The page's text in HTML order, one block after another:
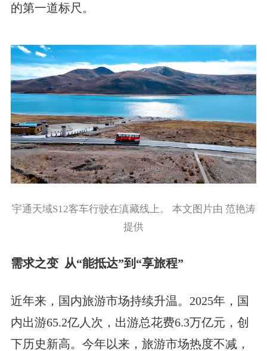
的第一道标尺。
宇通天域S12客车行驶在滇藏线上。 本文图片由 范艳涛
提供
需求之变 从“能抵达”到“享旅程”
近年来，国内旅游市场持续升温。2025年，国
内出游65.2亿人次，出游总花费6.3万亿元，创
下历史新高。今年以来，旅游市场热度不减，